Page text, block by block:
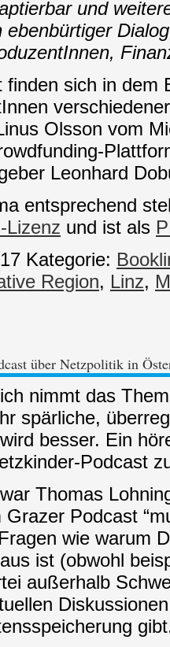
und
ebenbürtiger
finden sich in dem
Olsson vom
Leonhard
entsprechend
Lizenz und ist als
Kategorie:
Region, Linz,
über Netzpolitik in
nimmt das
spärliche,
besser. Ein
Podcast
Thomas
Grazer Podcast
wie warum
ist (obwohl
außerhalb